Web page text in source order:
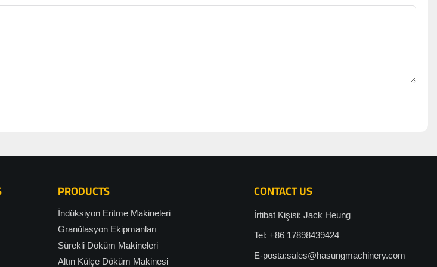
PRODUCTS
İndüksiyon Eritme Makineleri
Granülasyon Ekipmanları
Sürekli Döküm Makineleri
Altın Külçe Döküm Makinesi
CONTACT US
İrtibat Kişisi: Jack Heung
Tel: +86 17898439424
E-posta:sales@hasungmachinery.com